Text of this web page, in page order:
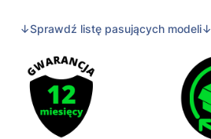
↓Sprawdź listę pasujących modeli↓